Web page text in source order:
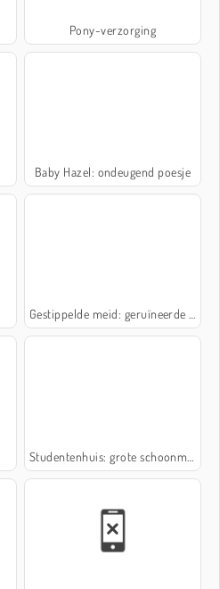
Pony-verzorging
Baby Hazel: ondeugend poesje
Gestippelde meid: geruïneerde bruiloft
Studentenhuis: grote schoonmaak